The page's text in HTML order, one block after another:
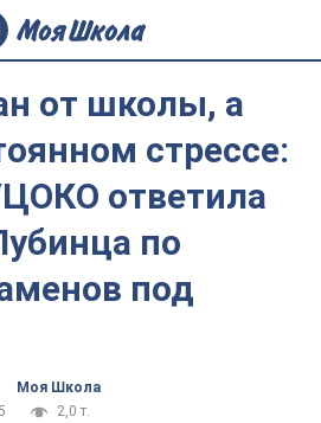
от школы, а
стрессе:
ответила
по
под
Моя Школа
2,0 т.